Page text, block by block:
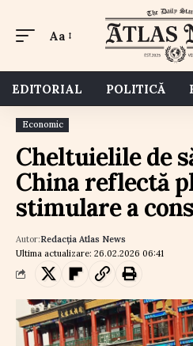
Aa
EDITORIAL POLITICĂ
Economic
Cheltuielile de
China reflectă
stimulare a
Ultima actualizare: 26.02.2026 06:41
Autor:Redacția Atlas News